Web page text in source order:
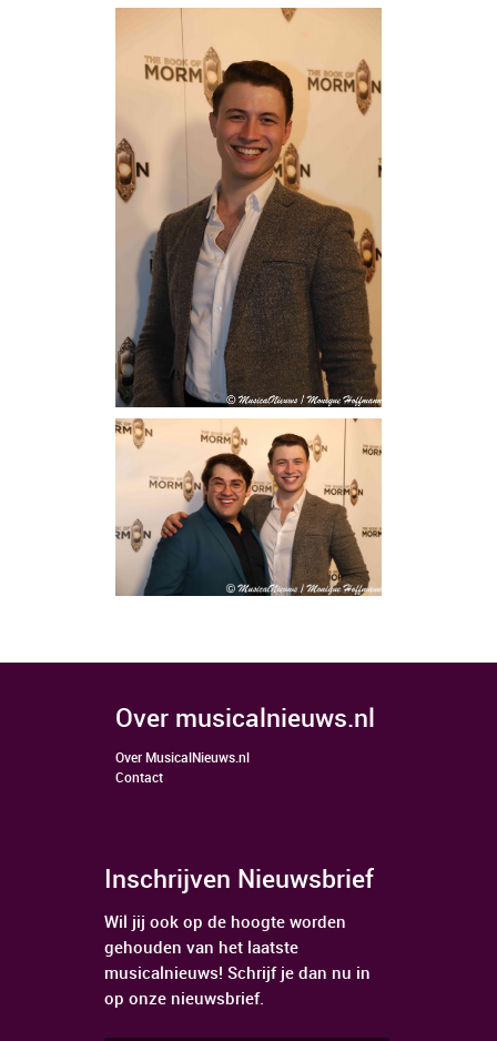
over musicalnieuws.nl
Over MusicalNieuws.nl
Contact
Inschrijven Nieuwsbrief
Wil jij ook op de hoogte worden
gehouden van het laatste
musicalnieuws! Schrijf je dan nu in
op onze nieuwsbrief.